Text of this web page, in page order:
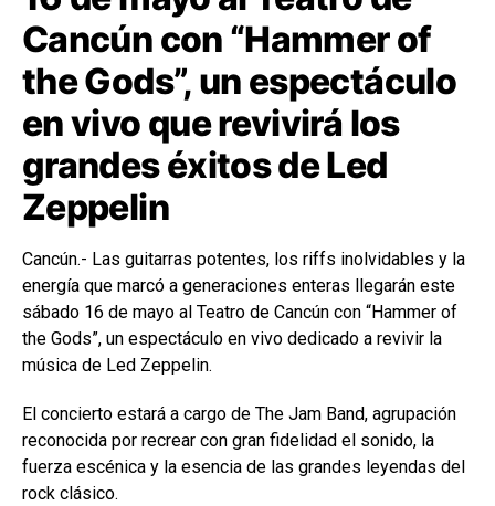
Cancún con “Hammer of
the Gods”, un espectáculo
en vivo que revivirá los
grandes éxitos de Led
Zeppelin
Cancún.- Las guitarras potentes, los riffs inolvidables y la
energía que marcó a generaciones enteras llegarán este
sábado 16 de mayo al Teatro de Cancún con “Hammer of
the Gods”, un espectáculo en vivo dedicado a revivir la
música de Led Zeppelin.
El concierto estará a cargo de The Jam Band, agrupación
reconocida por recrear con gran fidelidad el sonido, la
fuerza escénica y la esencia de las grandes leyendas del
rock clásico.